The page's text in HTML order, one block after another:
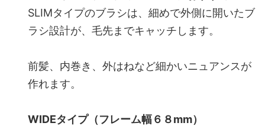
SLIMタイプのブラシは、細めで外側に開いたブ
ラシ設計が、毛先までキャッチします。
前髪、内巻き、外はねなど細かいニュアンスが
作れます。
WIDEタイプ（フレーム幅６８mm）